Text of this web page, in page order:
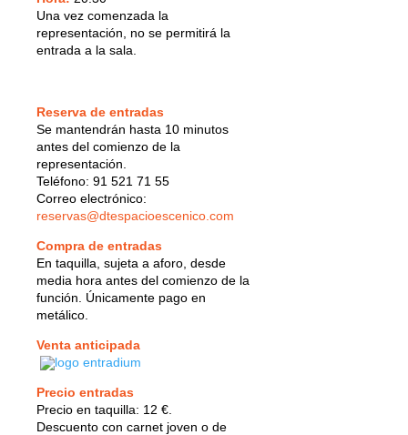
Una vez comenzada la
representación, no se permitirá la
entrada a la sala.
Reserva de entradas
Se mantendrán hasta 10 minutos
antes del comienzo de la
representación.
Teléfono: 91 521 71 55
Correo electrónico:
reservas@dtespacioescenico.com
Compra de entradas
En taquilla, sujeta a aforo, desde
media hora antes del comienzo de la
función. Únicamente pago en
metálico.
Venta anticipada
Precio entradas
Precio en taquilla: 12 €.
Descuento con carnet joven o de